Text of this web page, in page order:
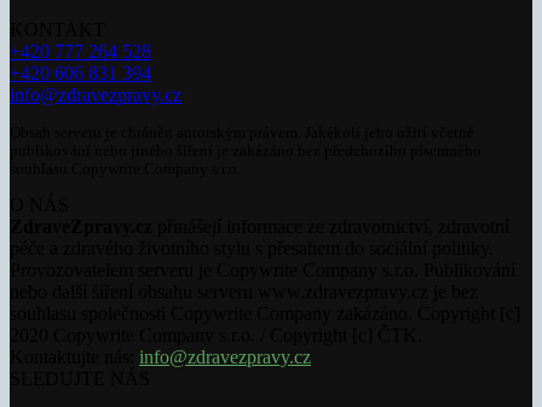
+420 777 264 528
+420 606 831 394
info@zdravezpravy.cz
info@zdravezpravy.cz